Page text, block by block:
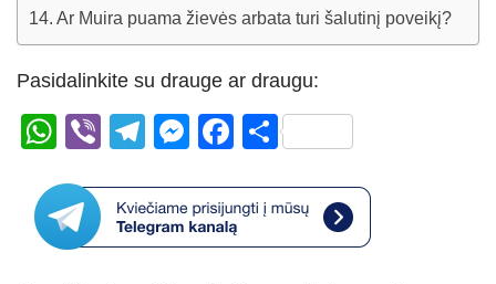
Ar Muira puama žievės arbata turi šalutinį poveikį?
Pasidalinkite su drauge ar draugu:
W
at
s
Vi
er
T
e
gr
M
ss
e
F
c
e
S
ar
e